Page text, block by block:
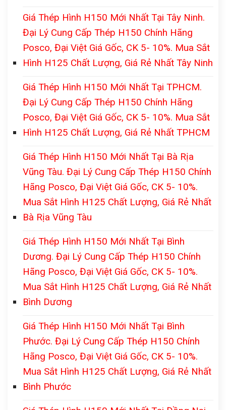
Giá Thép Hình H150 Mới Nhất Tại Tây Ninh.
Đại Lý Cung Cấp Thép H150 Chính Hãng
Posco, Đại Việt Giá Gốc, CK 5- 10%. Mua Sắt
Hình H125 Chất Lượng, Giá Rẻ Nhất Tây Ninh
Giá Thép Hình H150 Mới Nhất Tại TPHCM.
Đại Lý Cung Cấp Thép H150 Chính Hãng
Posco, Đại Việt Giá Gốc, CK 5- 10%. Mua Sắt
Hình H125 Chất Lượng, Giá Rẻ Nhất TPHCM
Giá Thép Hình H150 Mới Nhất Tại Bà Rịa
Vũng Tàu. Đại Lý Cung Cấp Thép H150 Chính
Hãng Posco, Đại Việt Giá Gốc, CK 5- 10%.
Mua Sắt Hình H125 Chất Lượng, Giá Rẻ Nhất
Bà Rịa Vũng Tàu
Giá Thép Hình H150 Mới Nhất Tại Bình
Dương. Đại Lý Cung Cấp Thép H150 Chính
Hãng Posco, Đại Việt Giá Gốc, CK 5- 10%.
Mua Sắt Hình H125 Chất Lượng, Giá Rẻ Nhất
Bình Dương
Giá Thép Hình H150 Mới Nhất Tại Bình
Phước. Đại Lý Cung Cấp Thép H150 Chính
Hãng Posco, Đại Việt Giá Gốc, CK 5- 10%.
Mua Sắt Hình H125 Chất Lượng, Giá Rẻ Nhất
Bình Phước